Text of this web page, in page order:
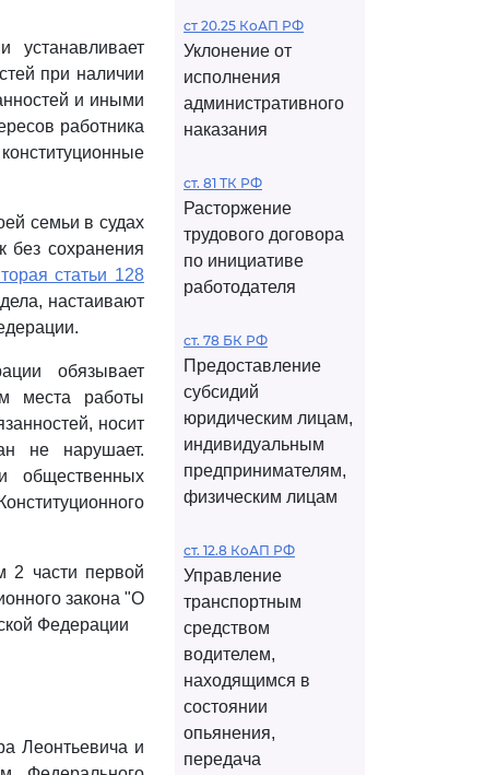
устанавливает
при наличии
и иными
работника
семьи в судах
без сохранения
статьи 128
настаивают
обязывает
места работы
носит
не нарушает.
общественных
2 части первой
закона "О
Федерации
Леонтьевича и
ст 20.25 КоАП РФ
Уклонение от
исполнения
административного
наказания
ст. 81 ТК РФ
Расторжение
трудового договора
по инициативе
работодателя
ст. 78 БК РФ
Предоставление
субсидий
юридическим лицам,
индивидуальным
предпринимателям,
физическим лицам
ст. 12.8 КоАП РФ
Управление
транспортным
средством
водителем,
находящимся в
состоянии
опьянения,
передача